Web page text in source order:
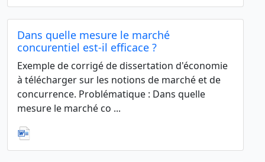
Dans quelle mesure le marché
concurentiel est-il efficace ?
Exemple de corrigé de dissertation d'économie
à télécharger sur les notions de marché et de
concurrence. Problématique : Dans quelle
mesure le marché co ...